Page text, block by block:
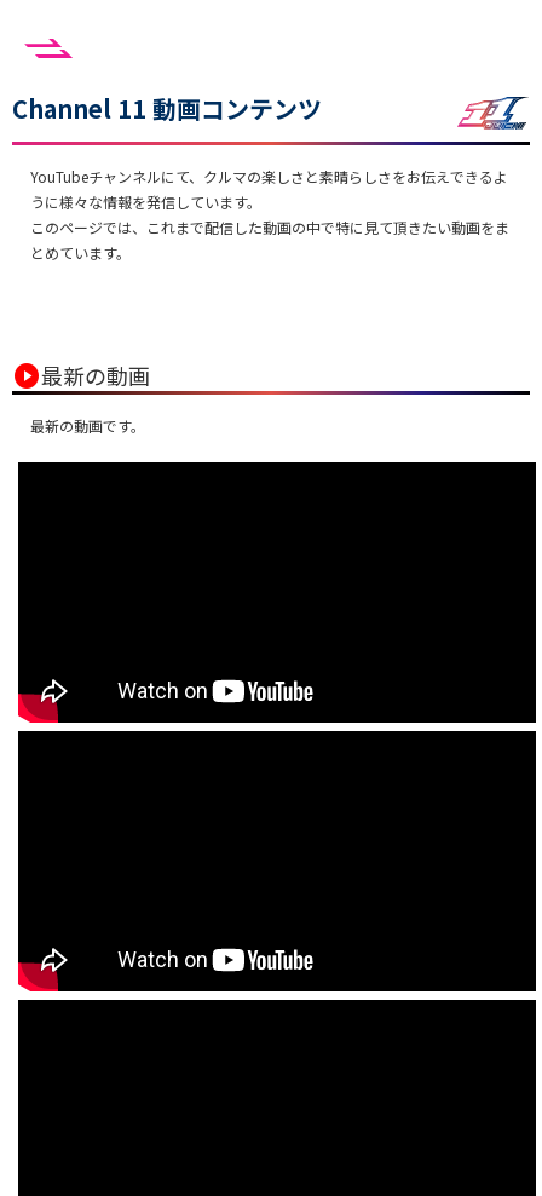
Channel 11 動画コンテンツ
YouTubeチャンネルにて、クルマの楽しさと素晴らしさをお伝えできるよ
うに様々な情報を発信しています。
このページでは、これまで配信した動画の中で特に見て頂きたい動画をま
とめています。
play_circle最新の動画
最新の動画です。